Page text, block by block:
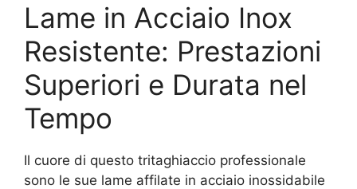
Lame in Acciaio Inox
Resistente: Prestazioni
Superiori e Durata nel
Tempo
Il cuore di questo tritaghiaccio professionale
sono le sue lame affilate in acciaio inossidabile